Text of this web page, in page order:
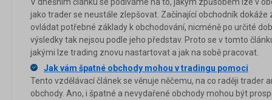
jako trader se neustále zlepšovat. Začínající obchodník dokáže
ovládat potřebné základy k obchodování, nicméně po určité
výsledky tak nejsou podle jeho představ. Proto se v tomto
jakými lze trading znovu nastartovat a jak na sobě pracovat.
Jak vám špatné obchody mohou v tradingu pomoci
Tento vzdělávací článek se věnuje něčemu, na co raději trader
obchody. Ano, i špatné a nevydařené obchody mohou být